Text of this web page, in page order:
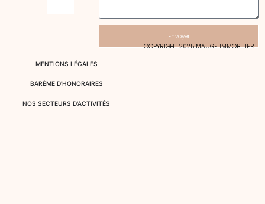
Envoyer
MENTIONS LÉGALES
BARÈME D'HONORAIRES
NOS SECTEURS D'ACTIVITÉS
COPYRIGHT 2025 MAUGE IMMOBILIER